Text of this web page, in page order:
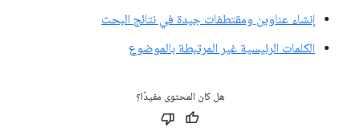
إنشاء عناوين ومقتطفات جيدة في نتائج البحث
الكلمات الرئيسية غير المرتبطة بالموضوع
هل كان المحتوى مفيدًا؟